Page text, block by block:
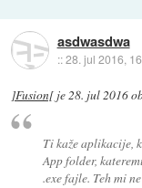
asdwasdwa
::28. jul 2016,
]Fusion[ je28. jul 2016
Ti kaže aplikacije,
App folder,
.exe fajle. Teh mi